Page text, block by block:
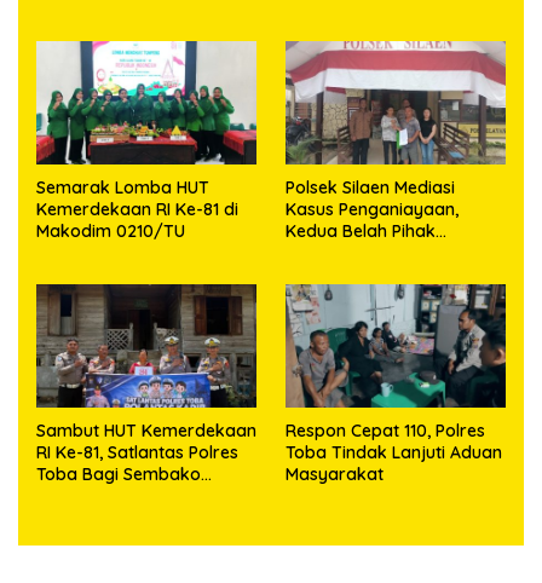
Semarak Lomba HUT
Kemerdekaan RI Ke-81 di
Makodim 0210/TU
Polsek Silaen Mediasi
Kasus Penganiayaan,
Kedua Belah Pihak
Sambut HUT Kemerdekaan
RI Ke-81, Satlantas Polres
Toba Bagi Sembako
Respon Cepat 110, Polres
Toba Tindak Lanjuti Aduan
Masyarakat